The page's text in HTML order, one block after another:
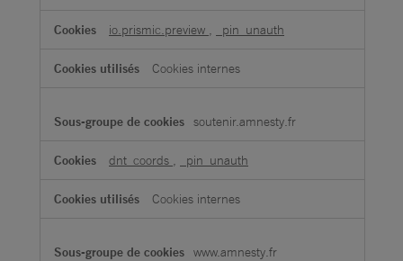
io.prismic.preview , _pin_unauth
Cookies internes
soutenir.amnesty.fr
dnt_coords , _pin_unauth
Cookies internes
www.amnesty.fr